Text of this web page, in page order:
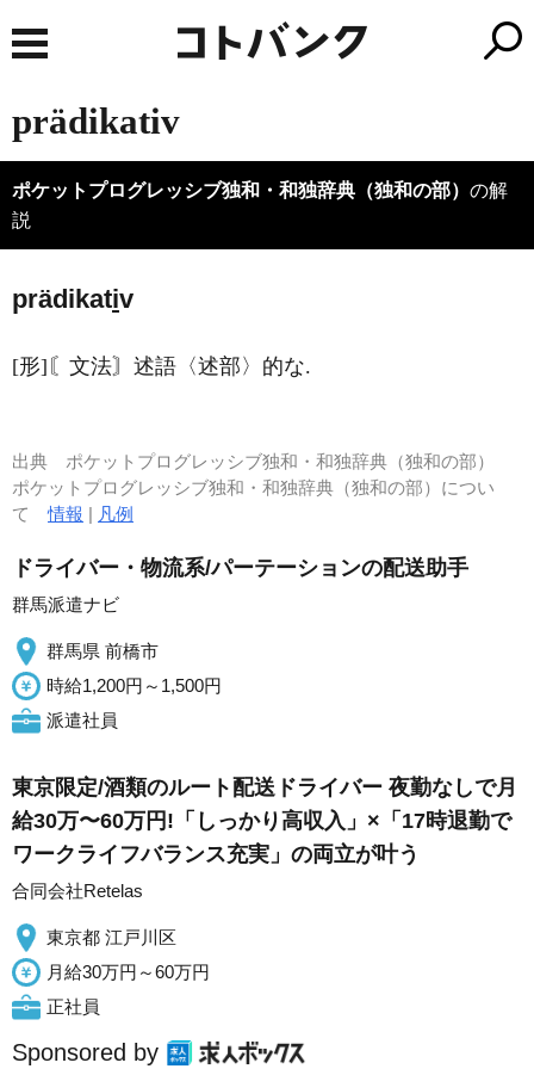
prädikativ
ポケットプログレッシブ独和・和独辞典（独和の部） の解
説
prädikativ
[形]〘文法〙述語〈述部〉的な.
出典 ポケットプログレッシブ独和・和独辞典（独和の部）
ポケットプログレッシブ独和・和独辞典（独和の部）につい
て情報 | 凡例
ドライバー・物流系/パーテーションの配送助手
群馬派遣ナビ
群馬県 前橋市
時給1,200円～1,500円
派遣社員
東京限定/酒類のルート配送ドライバー 夜勤なしで月
給30万〜60万円!「しっかり高収入」×「17時退勤で
ワークライフバランス充実」の両立が叶う
合同会社Retelas
東京都 江戸川区
月給30万円～60万円
正社員
Sponsored by